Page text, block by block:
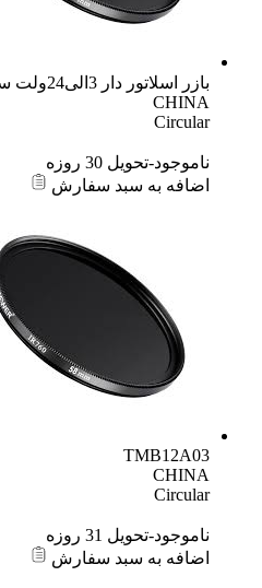
بازر اسلاتور دار 3الی24ولت سیم دار با قطر20 میلیمتر
CHINA
Circular
ناموجود-تحویل 30 روزه
اضافه به سبد سفارش
TMB12A03
CHINA
Circular
ناموجود-تحویل 31 روزه
اضافه به سبد سفارش